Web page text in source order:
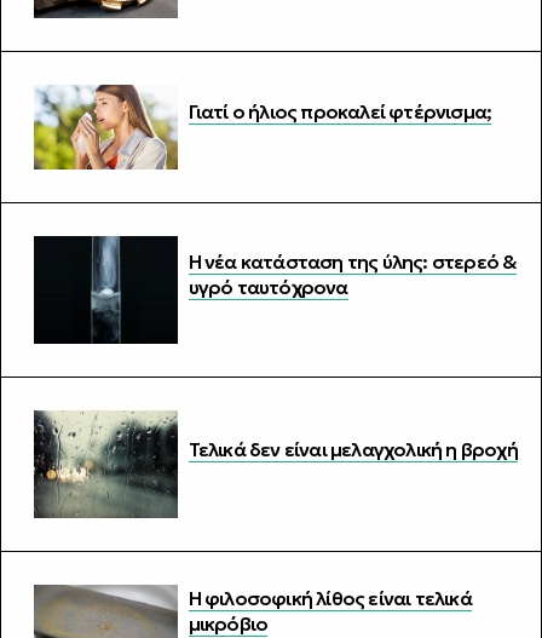
Γιατί ο ήλιος προκαλεί φτέρνισμα;
Η νέα κατάσταση της ύλης: στερεό &
υγρό ταυτόχρονα
Τελικά δεν είναι μελαγχολική η βροχή
Η φιλοσοφική λίθος είναι τελικά
μικρόβιο